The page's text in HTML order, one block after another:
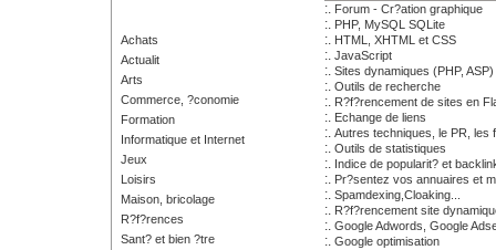
Achats
Actualit
Arts
Commerce, ?conomie
Formation
Informatique et Internet
Jeux
Loisirs
Maison, bricolage
R?f?rences
Sant? et bien ?tre
:. Forum - Cr?ation graphique
:. PHP, MySQL SQLite
:. HTML, XHTML et CSS
:. JavaScript
:. Sites dynamiques (PHP, ASP)
:. Outils de recherche
:. R?f?rencement de sites en
:. Echange de liens
:. Autres techniques, le PR, les
:. Outils de statistiques
:. Indice de popularit? et
:. Pr?sentez vos annuaires et
:. Spamdexing,Cloaking...
:. R?f?rencement site
:. Google Adwords, Google
:. Google optimisation